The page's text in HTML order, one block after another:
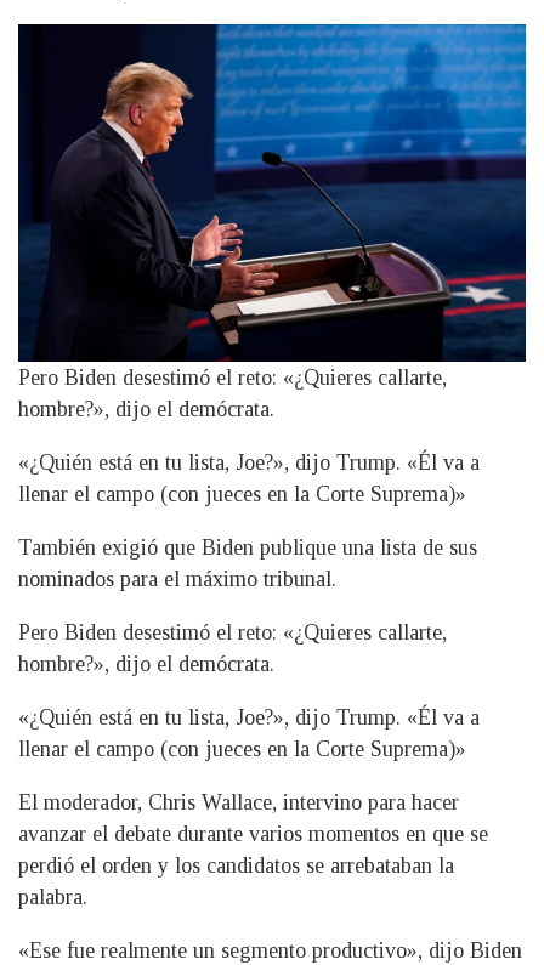
Pero Biden desestimó el reto: «¿Quieres callarte,
hombre?», dijo el demócrata.
«¿Quién está en tu lista, Joe?», dijo Trump. «Él va a
llenar el campo (con jueces en la Corte Suprema)»
También exigió que Biden publique una lista de sus
nominados para el máximo tribunal.
Pero Biden desestimó el reto: «¿Quieres callarte,
hombre?», dijo el demócrata.
«¿Quién está en tu lista, Joe?», dijo Trump. «Él va a
llenar el campo (con jueces en la Corte Suprema)»
El moderador, Chris Wallace, intervino para hacer
avanzar el debate durante varios momentos en que se
perdió el orden y los candidatos se arrebataban la
palabra.
«Ese fue realmente un segmento productivo», dijo Biden